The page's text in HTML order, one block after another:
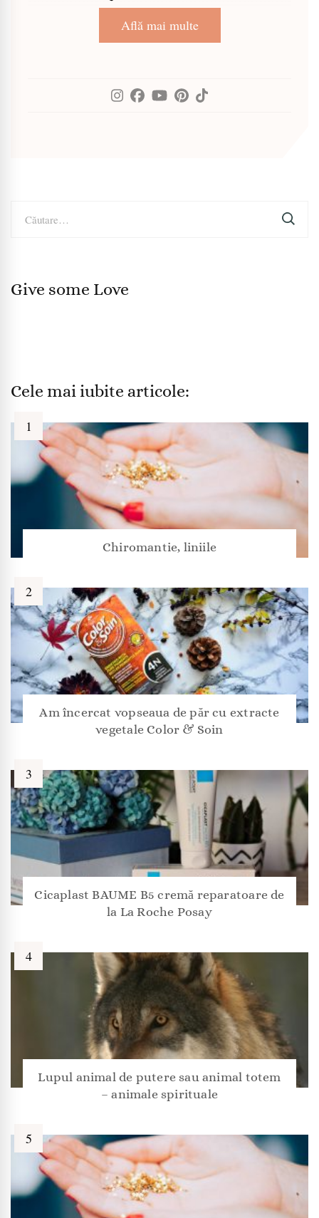
Află mai multe
după:
Give some Love
Cele mai iubite articole:
Chiromantie, liniile
Am încercat vopseaua de păr cu extracte
vegetale Color & Soin
Cicaplast BAUME B5 cremă reparatoare de
la La Roche Posay
Lupul animal de putere sau animal totem
– animale spirituale